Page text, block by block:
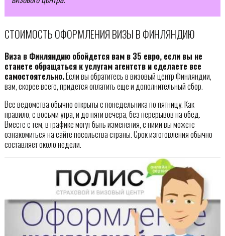
СТОИМОСТЬ ОФОРМЛЕНИЯ ВИЗЫ В ФИНЛЯНДИЮ
Виза в Финляндию обойдется вам в 35 евро, если вы не
станете обращаться к услугам агентств и сделаете все
самостоятельно.Если вы обратитесь в визовый центр Финляндии,
вам, скорее всего, придется оплатить еще и дополнительный сбор.
Все ведомства обычно открыты с понедельника по пятницу. Как
правило, с восьми утра, и до пяти вечера, без перерывов на обед.
Вместе с тем, в графике могут быть изменения, с ними вы можете
ознакомиться на сайте посольства страны. Срок изготовления обычно
составляет около недели.